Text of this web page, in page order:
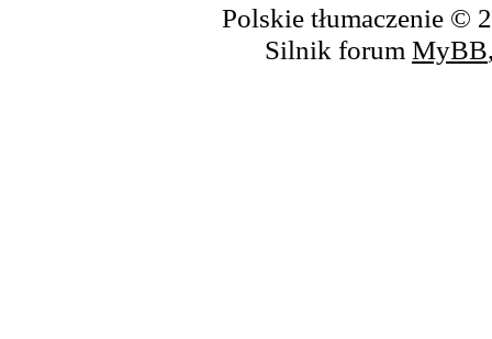
Polskie tłumaczenie ©
Silnik forum MyBB